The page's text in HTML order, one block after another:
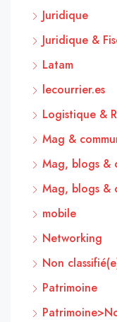
Juridique
Juridique &
Latam
lecourrier.es
Logistique &
Mag &
Mag, blogs &
Mag, blogs &
mobile
Networking
Non
Patrimoine